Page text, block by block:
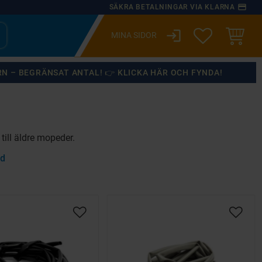
SÄKRA BETALNINGAR VIA KLARNA payment
login ÖNSKELISTA
– BEGRÄNSAT ANTAL! 👉 KLICKA HÄR OCH FYNDA!
äldre mopeder.